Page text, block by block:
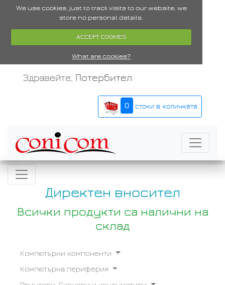
We use cookies, just to track visits to our website, we
store no personal details.
ACCEPT COOKIES
What are cookies?
Здравейте, Потербител
0 стоки в количката
Директен вносител
Всички продукти са налични на
склад
Компютърни компоненти
Компютърна периферия